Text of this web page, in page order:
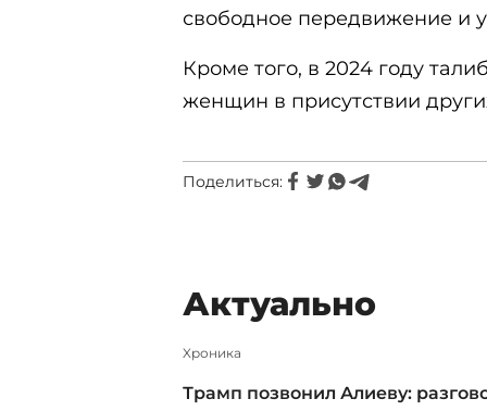
свободное передвижение и
Кроме того, в 2024 году
женщин в присутствии
Поделиться:
Актуально
Xроника
Трамп позвонил Алиеву: